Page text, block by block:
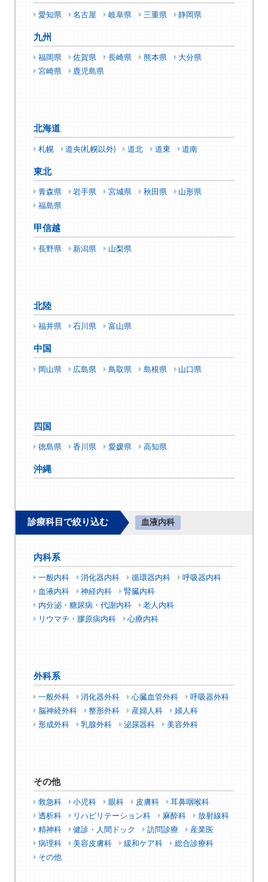
愛知県 名古屋 岐阜県 三重県 静岡県
九州
福岡県 佐賀県 長崎県 熊本県
大分県
宮崎県
鹿児島県
北海道
札幌 道央(札幌以外) 道北 道東 道南
東北
青森県 岩手県 宮城県 秋田県
山形県
福島県
甲信越
長野県 新潟県 山梨県
北陸
福井県 石川県 富山県
中国
岡山県 広島県 鳥取県 島根県 山口県
四国
徳島県 香川県 愛媛県 高知県
沖縄
診療科目で絞り込む 血液内科
内科系
一般内科 消化器内科 循環器内科
呼吸器内科
血液内科
神経内科
腎臓内科
内分泌・糖尿病・代謝内科
老人内科
リウマチ・膠原病内科
心療内科
外科系
一般外科 消化器外科 心臓血管外科
呼吸器外科
脳神経外科
整形外科 産婦人科
婦人科
形成外科
乳腺外科 泌尿器科 美容外科
その他
救急科 小児科 眼科 皮膚科
耳鼻咽喉科
透析科
リハビリテーション科 麻酔科
放射線科
精神科
健診・人間ドック 訪問診療
産業医
病理科
美容皮膚科 緩和ケア科
総合診療科
その他